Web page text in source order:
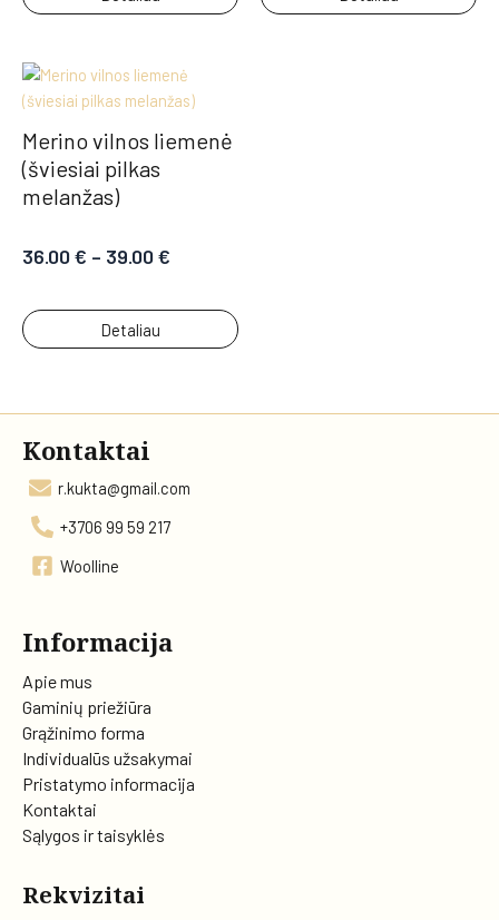
Merino vilnos liemenė
(šviesiai pilkas
melanžas)
36.00€ – 39.00€
Detaliau
Kontaktai
r.kukta@gmail.com
+3706 99 59 217
Woolline
Informacija
Apie mus
Gaminių priežiūra
Grąžinimo forma
Individualūs užsakymai
Pristatymo informacija
Kontaktai
Sąlygos ir taisyklės
Rekvizitai